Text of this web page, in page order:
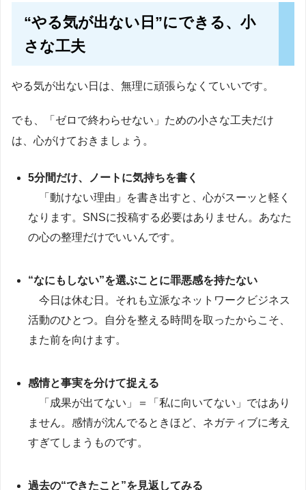
“やる気が出ない日”にできる、小
さな工夫
やる気が出ない日は、無理に頑張らなくていいです。
でも、「ゼロで終わらせない」ための小さな工夫だけ
は、心がけておきましょう。
5分間だけ、ノートに気持ちを書く
「動けない理由」を書き出すと、心がスーッと軽く
なります。SNSに投稿する必要はありません。あなた
の心の整理だけでいいんです。
“なにもしない”を選ぶことに罪悪感を持たない
今日は休む日。それも立派なネットワークビジネス
活動のひとつ。自分を整える時間を取ったからこそ、
また前を向けます。
感情と事実を分けて捉える
「成果が出てない」＝「私に向いてない」ではあり
ません。感情が沈んでるときほど、ネガティブに考え
すぎてしまうものです。
過去の“できたこと”を見返してみる